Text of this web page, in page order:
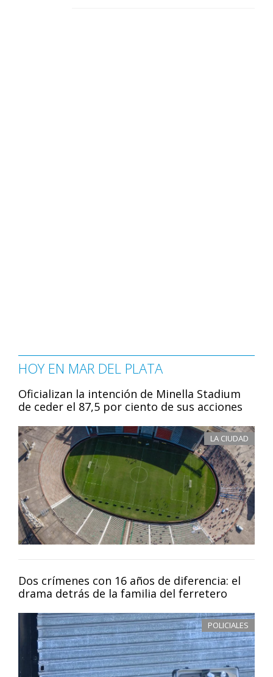
HOY EN MAR DEL PLATA
Oficializan la intención de Minella Stadium
de ceder el 87,5 por ciento de sus acciones
LA CIUDAD
Dos crímenes con 16 años de diferencia: el
drama detrás de la familia del ferretero
POLICIALES